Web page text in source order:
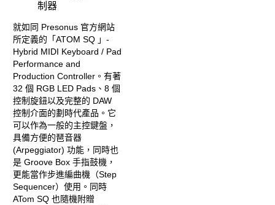
制器
就如同 Presonus 官方網站
所定義的「ATOM SQ 」-
Hybrid MIDI Keyboard / Pad
Performance and
Production Controller。有著
32 個 RGB LED Pads、8 個
控制旋鈕以及完整的 DAW
控制介面的劃時代產品。它
可以作為一般的主控鍵盤，
具備方便的琶音器
(Arpeggiator) 功能，同時也
是 Groove Box 手指鼓機，
更能當作步進編曲機（Step
Sequencer）使用。同時
ATom SQ 也隨機附贈